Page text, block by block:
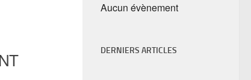
Aucun évènement
DERNIERS ARTICLES